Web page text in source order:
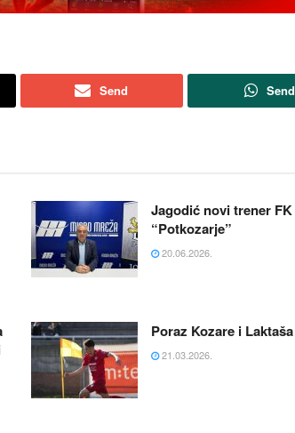
Send Send
Jagodić novi trener FK
“Potkozarje”
20.06.2026.
Poraz Kozare i Laktaša
21.03.2026.